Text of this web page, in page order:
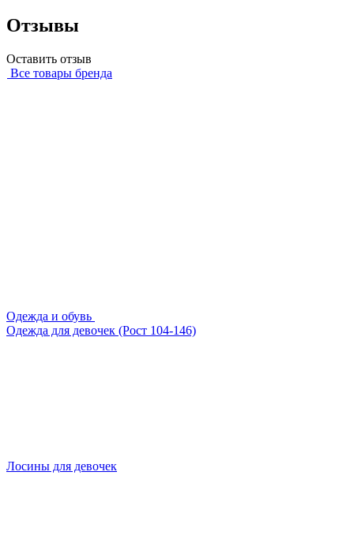
Отзывы
Оставить отзыв
Все товары бренда
Одежда и обувь
Одежда для девочек (Рост 104-146)
Лосины для девочек